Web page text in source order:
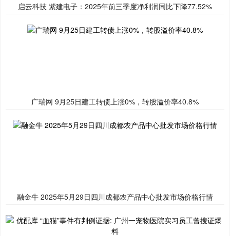
启云科技 紫建电子：2025年前三季度净利润同比下降77.52%
广瑞网 9月25日建工转债上涨0%，转股溢价率40.8%
融金牛 2025年5月29日四川成都农产品中心批发市场价格行情